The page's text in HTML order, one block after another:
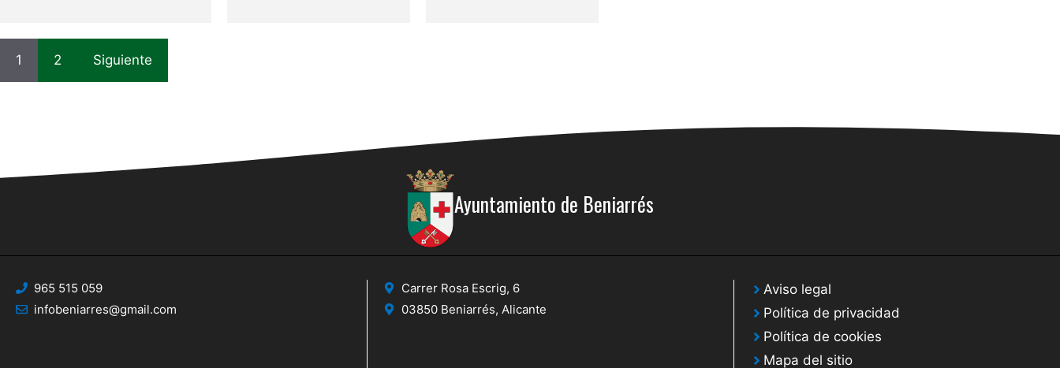
1 2 Siguiente
Ayuntamiento de Beniarrés
965 515 059
infobeniarres@gmail.com
Carrer Rosa Escrig, 6
03850 Beniarrés, Alicante
Aviso legal
Política de privacidad
Política de cookies
Mapa del sitio